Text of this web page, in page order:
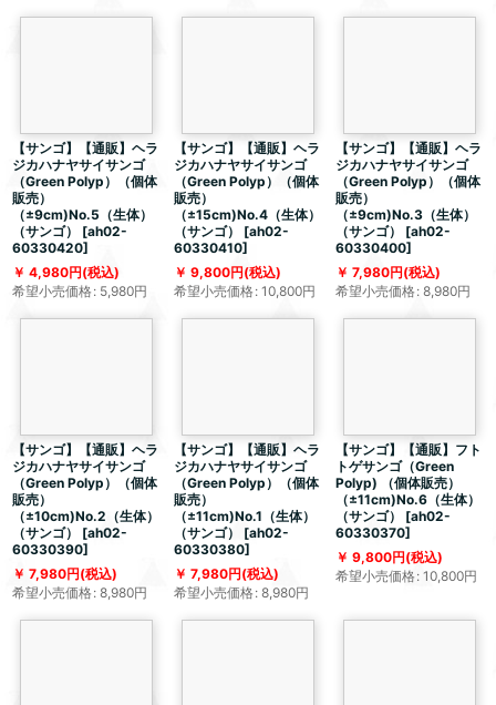
【サンゴ】【通販】ヘラ
ジカハナヤサイサンゴ
（Green Polyp）（個体
販売）
（±9cm)No.5（生体）
（サンゴ）
[ah02-
60330420]
4,980円(税込)
希望小売価格: 5,980円
【サンゴ】【通販】ヘラ
ジカハナヤサイサンゴ
（Green Polyp）（個体
販売）
（±15cm)No.4（生体）
（サンゴ）
[ah02-
60330410]
9,800円(税込)
希望小売価格: 10,800円
【サンゴ】【通販】ヘラ
ジカハナヤサイサンゴ
（Green Polyp）（個体
販売）
（±9cm)No.3（生体）
（サンゴ）
[ah02-
60330400]
7,980円(税込)
希望小売価格: 8,980円
【サンゴ】【通販】ヘラ
ジカハナヤサイサンゴ
（Green Polyp）（個体
販売）
（±10cm)No.2（生体）
（サンゴ）
[ah02-
60330390]
7,980円(税込)
希望小売価格: 8,980円
【サンゴ】【通販】ヘラ
ジカハナヤサイサンゴ
（Green Polyp）（個体
販売）
（±11cm)No.1（生体）
（サンゴ）
[ah02-
60330380]
7,980円(税込)
希望小売価格: 8,980円
【サンゴ】【通販】フト
トゲサンゴ（Green
Polyp) （個体販売）
（±11cm)No.6（生体）
（サンゴ）
[ah02-
60330370]
9,800円(税込)
希望小売価格 : 10,800円